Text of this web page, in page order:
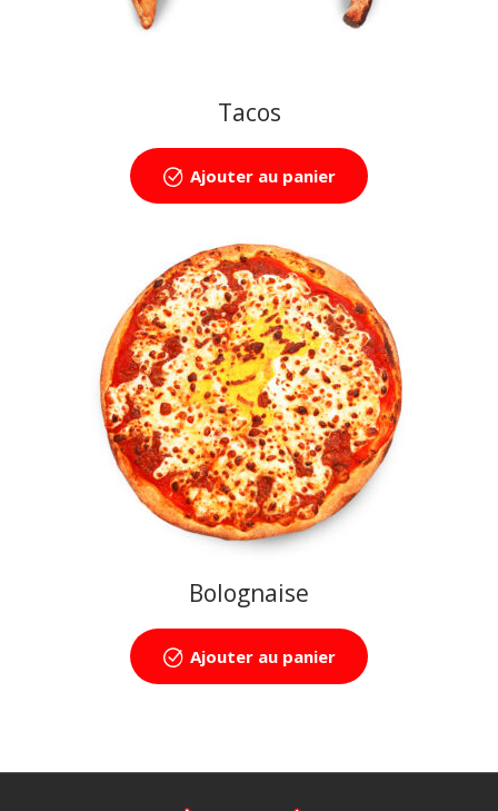
Tacos
Ajouter au panier
Bolognaise
Ajouter au panier